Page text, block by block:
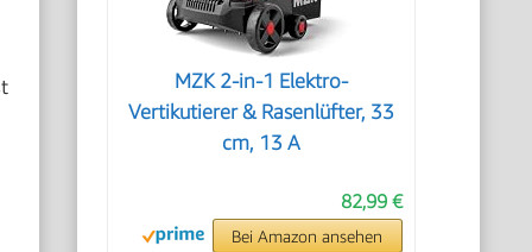
MZK 2-in-1 Elektro-
Vertikutierer & Rasenlüfter, 33
cm, 13 A
82,99 €
Bei Amazon ansehen